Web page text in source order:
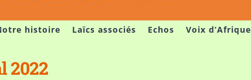
histoire Laïcs associés Echos Voix d’Afrique
2022